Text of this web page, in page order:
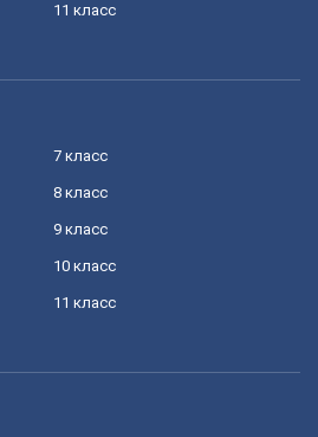
11 класс
7 класс
8 класс
9 класс
10 класс
11 класс